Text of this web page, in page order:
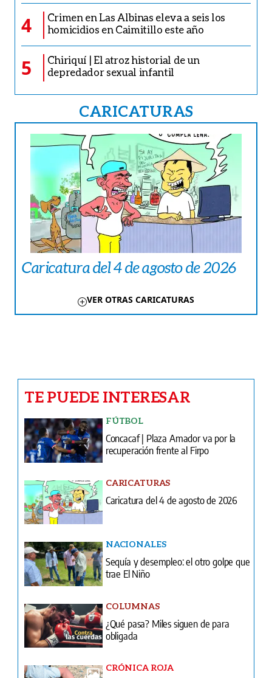
4
Crimen en Las Albinas eleva a seis los
homicidios en Caimitillo este año
5
Chiriquí | El atroz historial de un
depredador sexual infantil
CARICATURAS
Caricatura del 4 de agosto de 2026
VER OTRAS CARICATURAS
Concacaf | Plaza Amador va por la
recuperación frente al Firpo
CARICATURAS
Caricatura del 4 de agosto de 2026
NACIONALES
Sequía y desempleo: el otro golpe que
COLUMNAS
¿Qué pasa? Miles siguen de para
obligada
CRÓNICA ROJA
San Miguelito y Colón: focos de
homicidios en julio
INFIDENCIAS Y CONFIDENCIAS